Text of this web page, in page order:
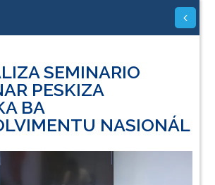
SEMINARIO
PESKIZA
BA
NASIONÁL